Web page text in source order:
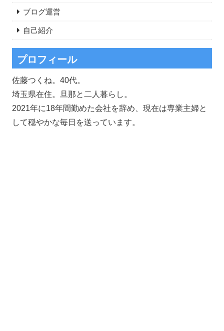
ブログ運営
自己紹介
プロフィール
佐藤つくね。40代。
埼玉県在住。旦那と二人暮らし。
2021年に18年間勤めた会社を辞め、現在は専業主婦と
して穏やかな毎日を送っています。